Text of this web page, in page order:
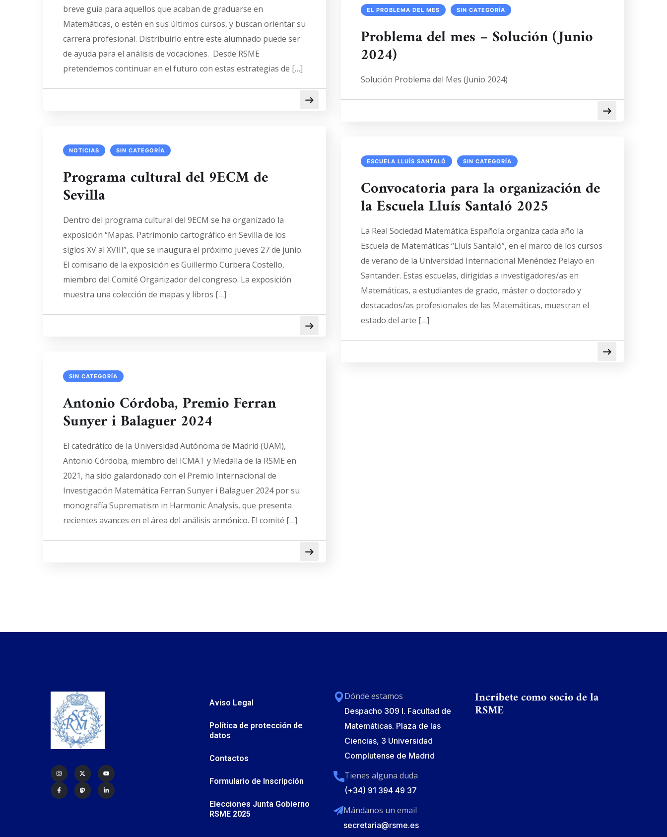
breve guía para aquellos que acaban de graduarse en
Matemáticas, o estén en sus últimos cursos, y buscan orientar su
carrera profesional. Distribuirlo entre este alumnado puede ser
de ayuda para el análisis de vocaciones. Desde RSME
pretendemos continuar en el futuro con estas estrategias de […]
EL PROBLEMA DEL MES SIN CATEGORÍA
Problema del mes – Solución (Junio
2024)
Solución Problema del Mes (Junio 2024)
NOTICIAS SIN CATEGORÍA
Programa cultural del 9ECM de
Sevilla
Dentro del programa cultural del 9ECM se ha organizado la
exposición “Mapas. Patrimonio cartográfico en Sevilla de los
siglos XV al XVIII”, que se inaugura el próximo jueves 27 de junio.
El comisario de la exposición es Guillermo Curbera Costello,
miembro del Comité Organizador del congreso. La exposición
muestra una colección de mapas y libros […]
ESCUELA LLUÍS SANTALÓ SIN CATEGORÍA
Convocatoria para la organización de
la Escuela Lluís Santaló 2025
La Real Sociedad Matemática Española organiza cada año la
Escuela de Matemáticas “Lluís Santaló”, en el marco de los cursos
de verano de la Universidad Internacional Menéndez Pelayo en
Santander. Estas escuelas, dirigidas a investigadores/as en
Matemáticas, a estudiantes de grado, máster o doctorado y
destacados/as profesionales de las Matemáticas, muestran el
estado del arte […]
SIN CATEGORÍA
Antonio Córdoba, Premio Ferran
Sunyer i Balaguer 2024
El catedrático de la Universidad Autónoma de Madrid (UAM),
Antonio Córdoba, miembro del ICMAT y Medalla de la RSME en
2021, ha sido galardonado con el Premio Internacional de
Investigación Matemática Ferran Sunyer i Balaguer 2024 por su
monografía Suprematism in Harmonic Analysis, que presenta
recientes avances en el área del análisis armónico. El comité […]
Aviso Legal
Política de protección de
datos
Contactos
Formulario de Inscripción
Elecciones Junta Gobierno
RSME 2025
Dónde estamos
Despacho 309 I. Facultad de
Matemáticas. Plaza de las
Ciencias, 3 Universidad
Complutense de Madrid
Tienes alguna duda
(+34) 91 394 49 37
Mándanos un email
secretaria@rsme.es
Incríbete como socio de la
RSME